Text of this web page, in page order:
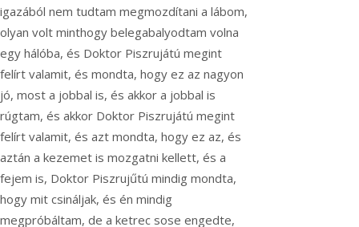
igazából nem tudtam megmozdítani a lábom,
olyan volt minthogy belegabalyodtam volna
egy hálóba, és Doktor Piszrujátú megint
felírt valamit, és mondta, hogy ez az nagyon
jó, most a jobbal is, és akkor a jobbal is
rúgtam, és akkor Doktor Piszrujátú megint
felírt valamit, és azt mondta, hogy ez az, és
aztán a kezemet is mozgatni kellett, és a
fejem is, Doktor Piszrujűtú mindig mondta,
hogy mit csináljak, és én mindig
megpróbáltam, de a ketrec sose engedte,